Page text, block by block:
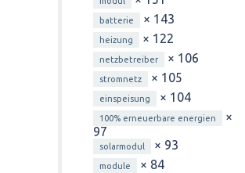
batterie × 143
heizung × 122
netzbetreiber × 106
stromnetz × 105
einspeisung × 104
100% erneuerbare energien
×
97
solarmodul × 93
module × 84